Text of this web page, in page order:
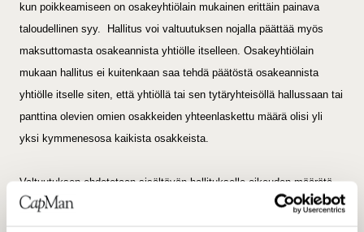
kun poikkeamiseen on osakeyhtiölain mukainen erittäin painava
taloudellinen syy.
Hallitus voi valtuutuksen nojalla päättää myös
maksuttomasta osakeannista yhtiölle itselleen. Osakeyhtiölain
mukaan hallitus ei kuitenkaan saa tehdä päätöstä osakeannista
yhtiölle itselle siten, että yhtiöllä tai sen tytäryhteisöllä hallussaan tai
panttina olevien omien osakkeiden yhteenlaskettu määrä olisi yli
yksi kymmenesosa kaikista osakkeista.
Valtuutuksen ehdotetaan sisältävän hallitukselle oikeuden määrätä
osakeannin, optio-oikeuksien ja osakeyhtiölain 10 luvun 1 §:n